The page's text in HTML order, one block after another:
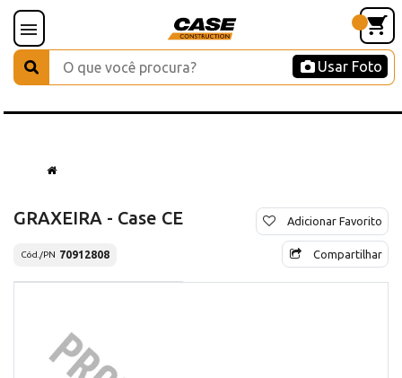
Usar Foto
GRAXEIRA - Case CE
Cód./PN 70912808
Adicionar Favorito
Compartilhar